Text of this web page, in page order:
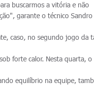
buscarmos a vitória e não
garante o técnico Sandro
caso, no segundo jogo da
forte calor. Nesta quarta, o
equilíbrio na equipe,